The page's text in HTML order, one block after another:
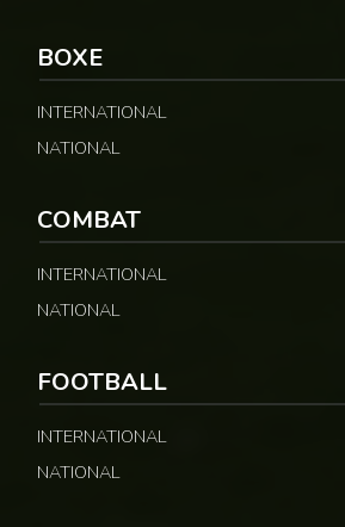
BOXE
INTERNATIONAL
NATIONAL
COMBAT
INTERNATIONAL
NATIONAL
FOOTBALL
INTERNATIONAL
NATIONAL